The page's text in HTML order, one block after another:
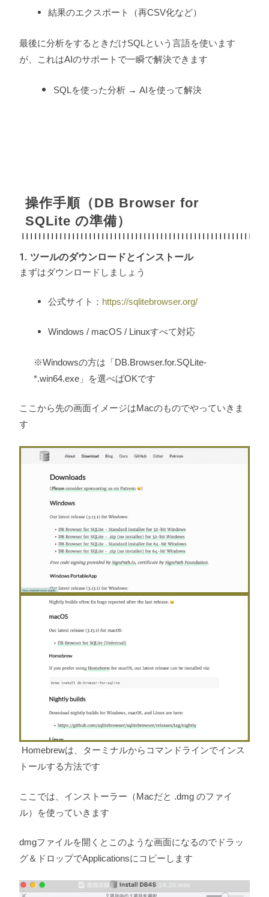
結果のエクスポート（再CSV化など）
最後に分析をするときだけSQLという言語を使います
が、これはAIのサポートで一瞬で解決できます
SQLを使った分析 → AIを使って解決
操作手順（DB Browser for
SQLite の準備）
1. ツールのダウンロードとインストール
まずはダウンロードしましょう
公式サイト： https://sqlitebrowser.org/
Windows / macOS / Linuxすべて対応
※Windowsの方は「DB.Browser.for.SQLite-
*.win64.exe」を選べばOKです
ここから先の画面イメージはMacのものでやっていきま
す
Homebrewは、ターミナルからコマンドラインでインス
トールする方法です
ここでは、インストーラー（Macだと .dmg のファイ
ル）を使っていきます
dmgファイルを開くとこのような画面になるのでドラッ
グ＆ドロップでApplicationsにコピーします